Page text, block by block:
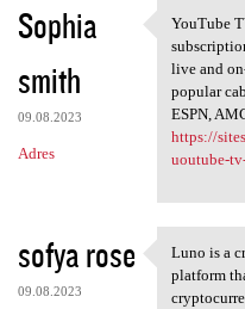
Sophia
smith
09.08.2023
Adres
YouTube
YouTube
live and
popular
ESPN,
https://
uoutube-
sofya rose
09.08.2023
Luno is
Luno is a
platform